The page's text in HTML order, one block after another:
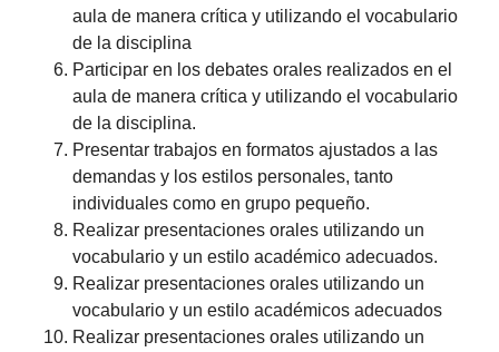
aula de manera crítica y utilizando el vocabulario
de la disciplina
Participar en los debates orales realizados en el
aula de manera crítica y utilizando el vocabulario
de la disciplina.
Presentar trabajos en formatos ajustados a las
demandas y los estilos personales, tanto
individuales como en grupo pequeño.
Realizar presentaciones orales utilizando un
vocabulario y un estilo académico adecuados.
Realizar presentaciones orales utilizando un
vocabulario y un estilo académicos adecuados
Realizar presentaciones orales utilizando un